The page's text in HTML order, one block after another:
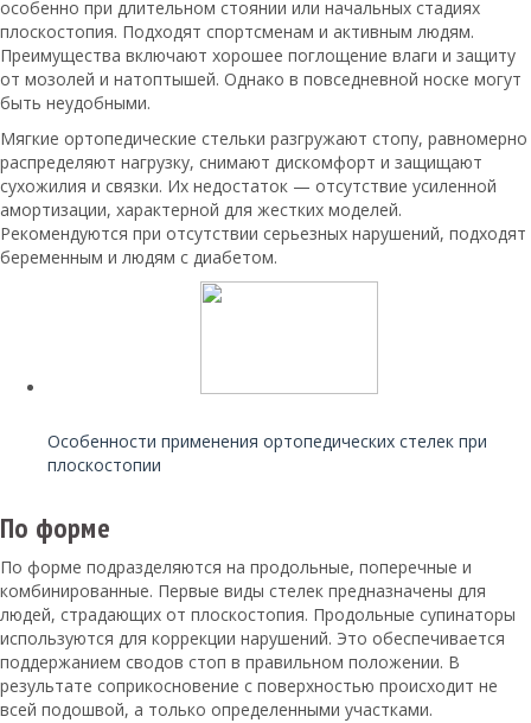
особенно при длительном стоянии или начальных стадиях
плоскостопия. Подходят спортсменам и активным людям.
Преимущества включают хорошее поглощение влаги и защиту
от мозолей и натоптышей. Однако в повседневной носке могут
быть неудобными.
Мягкие ортопедические стельки разгружают стопу, равномерно
распределяют нагрузку, снимают дискомфорт и защищают
сухожилия и связки. Их недостаток — отсутствие усиленной
амортизации, характерной для жестких моделей.
Рекомендуются при отсутствии серьезных нарушений, подходят
беременным и людям с диабетом.
Особенности применения ортопедических стелек при
плоскостопии
По форме
По форме подразделяются на продольные, поперечные и
комбинированные. Первые виды стелек предназначены для
людей, страдающих от плоскостопия. Продольные супинаторы
используются для коррекции нарушений. Это обеспечивается
поддержанием сводов стоп в правильном положении. В
результате соприкосновение с поверхностью происходит не
всей подошвой, а только определенными участками.